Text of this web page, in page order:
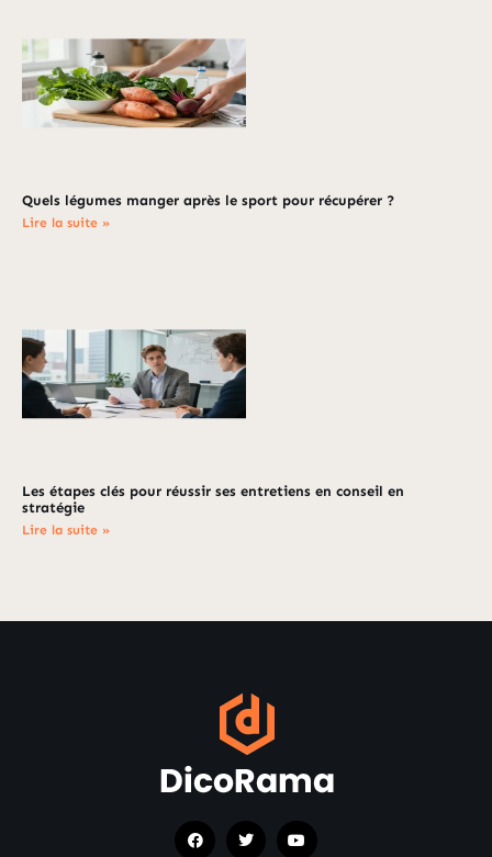
Quels légumes manger après le sport pour récupérer ?
Lire la suite »
Les étapes clés pour réussir ses entretiens en conseil en
stratégie
Lire la suite »